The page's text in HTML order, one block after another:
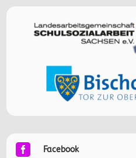
 Facebook